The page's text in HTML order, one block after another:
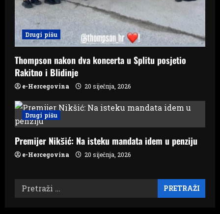
Drugi pišu
Thompson nakon dva koncerta u Splitu posjetio
Rakitno i Blidinje
e-Hercegovina 20 siječnja, 2026
Drugi pišu
Premijer Nikšić: Na isteku mandata idem u penziju
e-Hercegovina 20 siječnja, 2026
Pretraži: